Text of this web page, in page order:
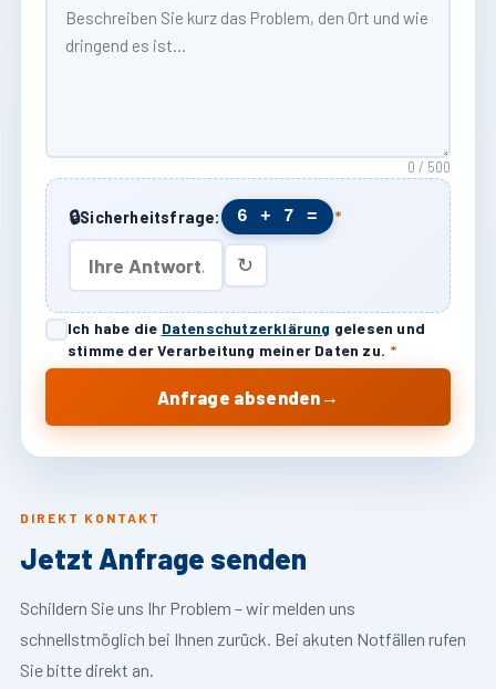
DIREKT KONTAKT
Jetzt Anfrage senden
Schildern Sie uns Ihr Problem – wir melden uns
schnellstmöglich bei Ihnen zurück. Bei akuten Notfällen rufen
Sie bitte direkt an.
0 / 500
🔒Sicherheitsfrage: 6 + 7 = *
↻
Ich habe die Datenschutzerklärung gelesen und
stimme der Verarbeitung meiner Daten zu. *
Anfrage absenden →